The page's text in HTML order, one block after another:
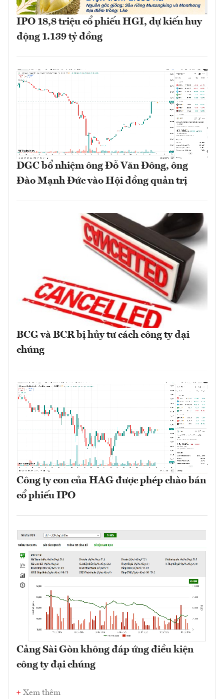
IPO 18,8 triệu cổ phiếu HGI, dự kiến huy
động 1.139 tỷ đồng
DGC bổ nhiệm ông Đỗ Văn Đông, ông
Đào Mạnh Đức vào Hội đồng quản trị
BCG và BCR bị hủy tư cách công ty đại
chúng
Công ty con của HAG được phép chào bán
cổ phiếu IPO
Cảng Sài Gòn không đáp ứng điều kiện
công ty đại chúng
Xem thêm